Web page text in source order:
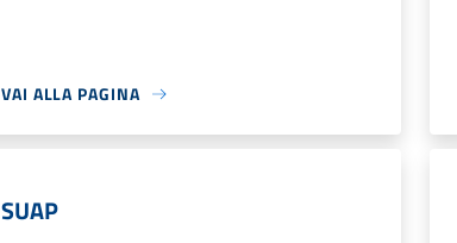
VAI ALLA PAGINA
SUAP